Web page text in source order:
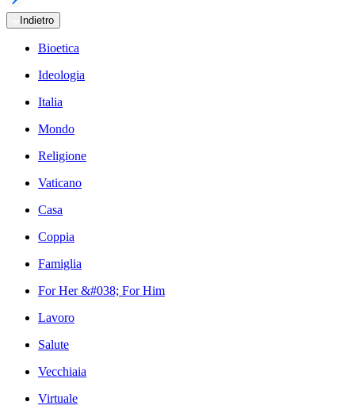
Indietro
Bioetica
Ideologia
Italia
Mondo
Religione
Vaticano
Casa
Coppia
Famiglia
For Her &#038; For Him
Lavoro
Salute
Vecchiaia
Virtuale